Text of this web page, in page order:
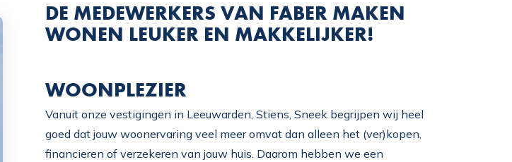
DE MEDEWERKERS VAN FABER MAKEN
WONEN LEUKER EN MAKKELIJKER!
WOONPLEZIER
Vanuit onze vestigingen in Leeuwarden, Stiens, Sneek begrijpen wij heel
goed dat jouw woonervaring veel meer omvat dan alleen het (ver)kopen,
financieren of verzekeren van jouw huis. Daarom hebben we een